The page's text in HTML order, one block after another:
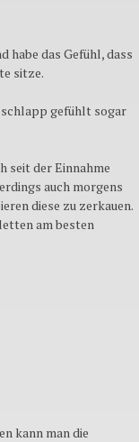
habe das Gefühl, dass
sitze.
schlapp gefühlt sogar
seit der Einnahme
auch morgens
diese zu zerkauen.
am besten
kann man die